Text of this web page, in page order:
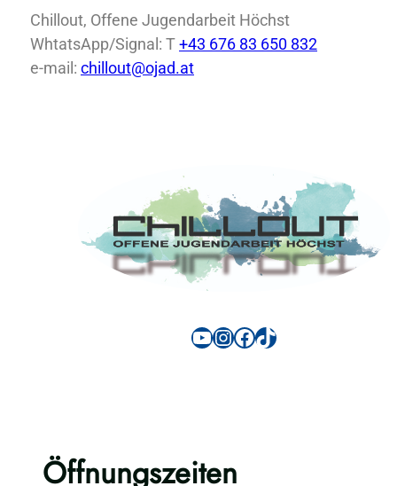
Chillout, Offene Jugendarbeit Höchst
WhtatsApp/Signal: T+43 676 83 650 832
e-mail: chillout@ojad.at
Öffnungszeiten